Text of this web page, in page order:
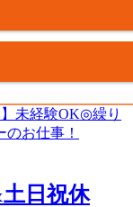
土日祝休